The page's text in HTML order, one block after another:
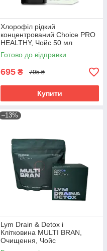
Хлорофіл рідкий
концентрований Choice PRO
HEALTHY, Чойс 50 мл
Готово до відправки
695 ₴ 795 ₴
Купити
–13%
Lym Drain & Detox і
Клітковина MULTI BRAN,
Очищення, Чойс